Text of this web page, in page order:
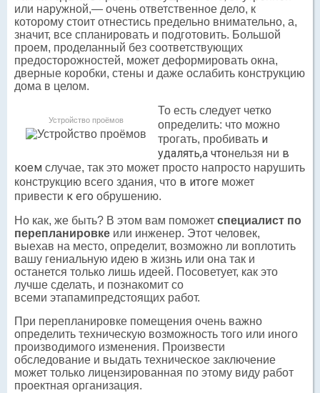
или наружной,— очень ответственное дело, к
которому стоит отнестись предельно внимательно, а,
значит, все спланировать и подготовить. Большой
проем, проделанный без соответствующих
предосторожностей, может деформировать окна,
дверные коробки, стены и даже ослабить конструкцию
дома в целом.
Устройство проёмов
То есть следует четко
определить: что можно
трогать, пробивать и
удалять,а чтонельзя ни в
коем случае, так это может просто напросто нарушить
конструкцию всего здания, что в итоге может
привести к его обрушению.
Но как, же быть? В этом вам поможет специалист по
перепланировке или инженер. Этот человек,
выехав на место, определит, возможно ли воплотить
вашу гениальную идею в жизнь или она так и
останется только лишь идеей. Посоветует, как это
лучше сделать, и познакомит со
всеми этапамипредстоящих работ.
При перепланировке помещения очень важно
определить техническую возможность того или иного
производимого изменения. Произвести
обследование и выдать техническое заключение
может только лицензированная по этому виду работ
проектная организация.